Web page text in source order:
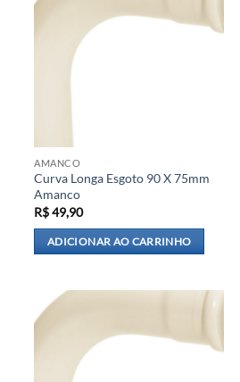
AMANCO
Curva Longa Esgoto 90 X 75mm
Amanco
R$49,90
ADICIONAR AO CARRINHO